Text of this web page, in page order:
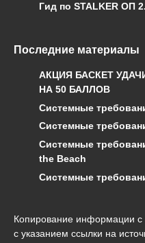
Гид по STALKER ОП
Последние материалы
АКЦИЯ БАСКЕТ
НА 50 БАЛЛОВ
Системные
Системные
Системные
the Beach
Системные
Копирование информации с
с указанием ссылки на